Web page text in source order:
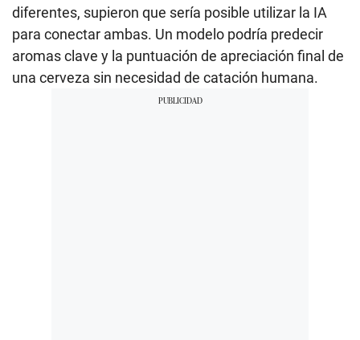
diferentes, supieron que sería posible utilizar la IA
para conectar ambas. Un modelo podría predecir
aromas clave y la puntuación de apreciación final de
una cerveza sin necesidad de catación humana.